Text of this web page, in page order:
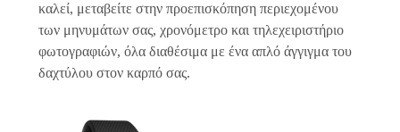
καλεί, μεταβείτε στην προεπισκόπηση περιεχομένου
των μηνυμάτων σας, χρονόμετρο και τηλεχειριστήριο
φωτογραφιών, όλα διαθέσιμα με ένα απλό άγγιγμα του
δαχτύλου στον καρπό σας.